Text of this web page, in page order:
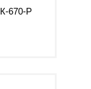
670-Р